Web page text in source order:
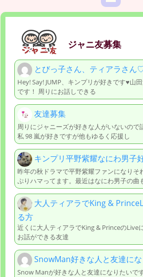
ジャニ友募集
とびっ子さん、ティアラさん
Hey! Say! JUMP、キンプリが好きです♥️山
です！ 周りにお話しできる
友達募集
周りにジャニーズが好きな人がいないので
私 98 嵐が好きですが他もゆるく応援し
キンプリ平野紫耀なにわ男子
昨年の秋ドラマで平野紫耀ファンになりそ
ぷりハマってます。最近はなにわ男子の曲
大人ティアラでKing &
る方
近くに大人ティアラでKing & PrinceのLive
お話ができる友達
SnowMan好きな人と友達に
Snow Manが好きな人と友達になりたいで